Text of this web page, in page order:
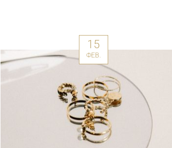
15
ФЕВ.